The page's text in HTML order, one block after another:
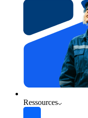
Ressources